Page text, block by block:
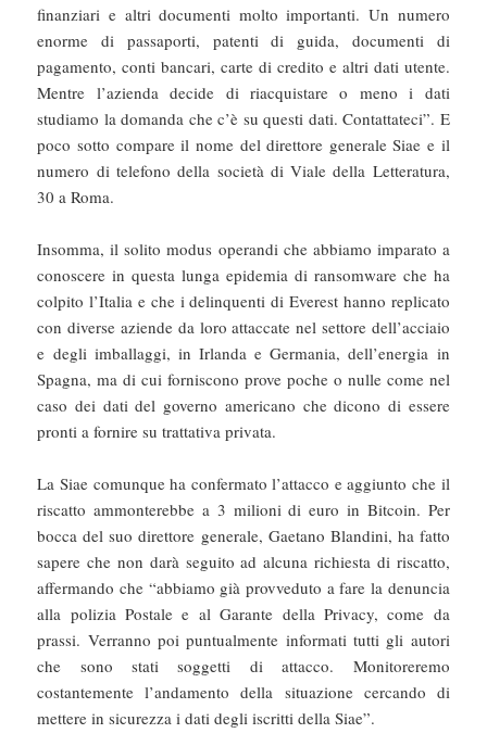
finanziari e altri documenti molto importanti. Un numero
enorme di passaporti, patenti di guida, documenti di
pagamento, conti bancari, carte di credito e altri dati utente.
Mentre l’azienda decide di riacquistare o meno i dati
studiamo la domanda che c’è su questi dati. Contattateci”. E
poco sotto compare il nome del direttore generale Siae e il
numero di telefono della società di Viale della Letteratura,
30 a Roma.
Insomma, il solito modus operandi che abbiamo imparato a
conoscere in questa lunga epidemia di ransomware che ha
colpito l’Italia e che i delinquenti di Everest hanno replicato
con diverse aziende da loro attaccate nel settore dell’acciaio
e degli imballaggi, in Irlanda e Germania, dell’energia in
Spagna, ma di cui forniscono prove poche o nulle come nel
caso dei dati del governo americano che dicono di essere
pronti a fornire su trattativa privata.
La Siae comunque ha confermato l’attacco e aggiunto che il
riscatto ammonterebbe a 3 milioni di euro in Bitcoin. Per
bocca del suo direttore generale, Gaetano Blandini, ha fatto
sapere che non darà seguito ad alcuna richiesta di riscatto,
affermando che “abbiamo già provveduto a fare la denuncia
alla polizia Postale e al Garante della Privacy, come da
prassi. Verranno poi puntualmente informati tutti gli autori
che sono stati soggetti di attacco. Monitoreremo
costantemente l’andamento della situazione cercando di
mettere in sicurezza i dati degli iscritti della Siae”.